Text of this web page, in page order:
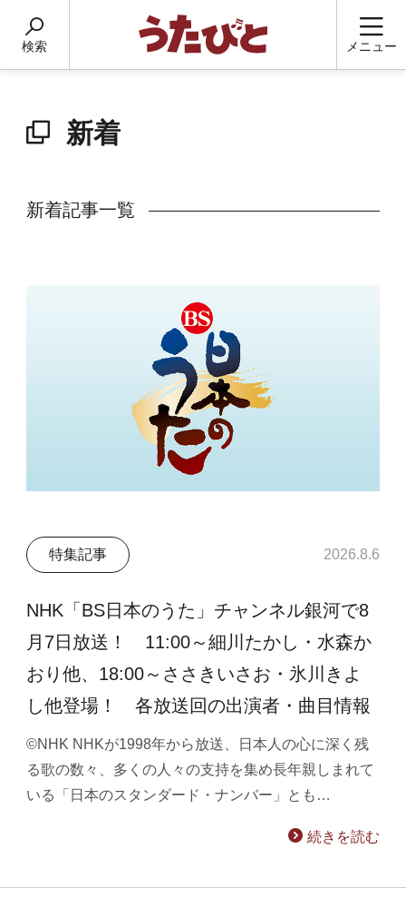
検索 メニュー
新着
新着記事一覧
特集記事 2026.8.6
NHK「BS日本のうた」チャンネル銀河で8
月7日放送！ 11:00～細川たかし・水森か
おり他、18:00～ささきいさお・氷川きよ
し他登場！ 各放送回の出演者・曲目情報
©NHK NHKが1998年から放送、日本人の心に深く残
る歌の数々、多くの人々の支持を集め長年親しまれて
いる「日本のスタンダード・ナンバー」とも…
続きを読む